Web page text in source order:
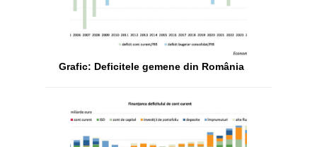
Grafic: Deficitele gemene din România